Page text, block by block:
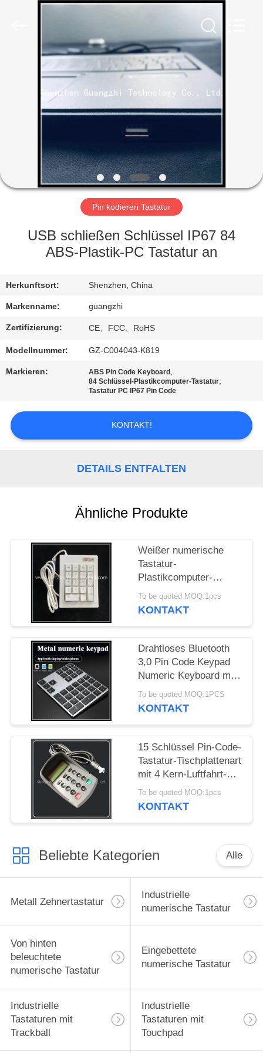
HAUS
PRODUKTE
FABRIK-
QUALITÄTSKONTROLLE
TRETEN
SIE
MIT
UNS
VERBINDUNG
FORDERN
SIE
PRIVACY
POLICY
Pin kodieren Tastatur
USB schließen Schlüssel IP67 84
ABS-Plastik-PC Tastatur an
Herkunftsort: Shenzhen, China
Markenname: guangzhi
Zertifizierung: CE、FCC、RoHS
Modellnummer: GZ-C004043-K819
Markieren: ABS Pin Code Keyboard ,
84 Schlüssel-Plastikcomputer-Tastatur,
Tastatur PC IP67 Pin Code
KONTAKT!
DETAILS ENTFALTEN
Ähnliche Produkte
Weißer numerische
Tastatur-
Plastikcomputer-
Zifferntasten des
Bankschalter-1.5m
To be quoted MOQ:1pcs
KONTAKT
Drahtloses Bluetooth
3,0 Pin Code Keypad
Numeric Keyboard mit
Hintergrundbeleuchtung
7
To be quoted MOQ:1PCS
KONTAKT
15 Schlüssel Pin-Code-
Tastatur-Tischplattenart
mit 4 Kern-Luftfahrt-
Kopf-Schnittstelle
To be quoted MOQ:1pcs
KONTAKT
Beliebte Kategorien Alle
Metall Zehnertastatur
Industrielle
numerische Tastatur
Von hinten
beleuchtete
numerische Tastatur
Eingebettete
numerische Tastatur
Industrielle
Tastaturen mit
Trackball
Industrielle
Tastaturen mit
Touchpad